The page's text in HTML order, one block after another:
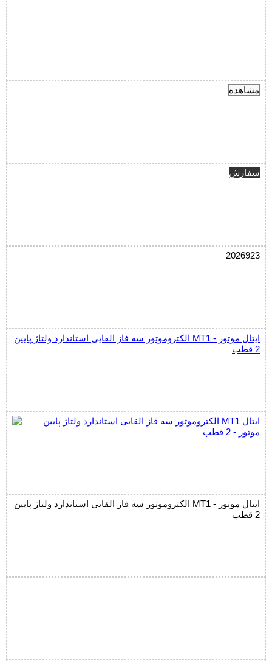
مشاهده
سفارش
2026923
الکتروموتور سه فاز القایی استاندارد ولتاژ پایین MT1 ایتال موتور -
2 قطب
الکتروموتور سه فاز القایی استاندارد ولتاژ پایین MT1 ایتال موتور -
2 قطب